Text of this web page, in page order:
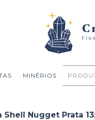
MINÉRIOS
Shell Nugget Prata